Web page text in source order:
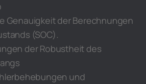
Genauigkeit der Berechnungen
(SOC).
der Robustheit des
und